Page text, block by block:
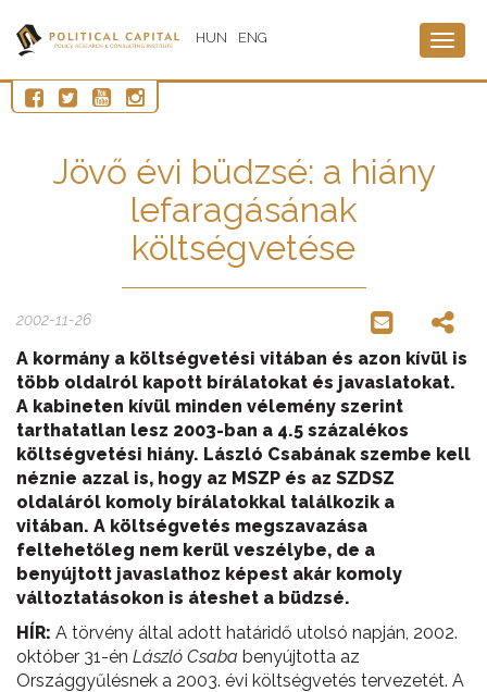
HUN ENG
Jövő évi büdzsé: a hiány
lefaragásának
költségvetése
2002-11-26
A kormány a költségvetési vitában és azon kívül is
több oldalról kapott bírálatokat és javaslatokat.
A kabineten kívül minden vélemény szerint
tarthatatlan lesz 2003-ban a 4.5 százalékos
költségvetési hiány. László Csabának szembe kell
néznie azzal is, hogy az MSZP és az SZDSZ
oldaláról komoly bírálatokkal találkozik a
vitában. A költségvetés megszavazása
feltehetőleg nem kerül veszélybe, de a
benyújtott javaslathoz képest akár komoly
változtatásokon is áteshet a büdzsé.
HÍR: A törvény által adott határidő utolsó napján, 2002.
október 31-én László Csaba benyújtotta az
Országgyűlésnek a 2003. évi költségvetés tervezetét. A